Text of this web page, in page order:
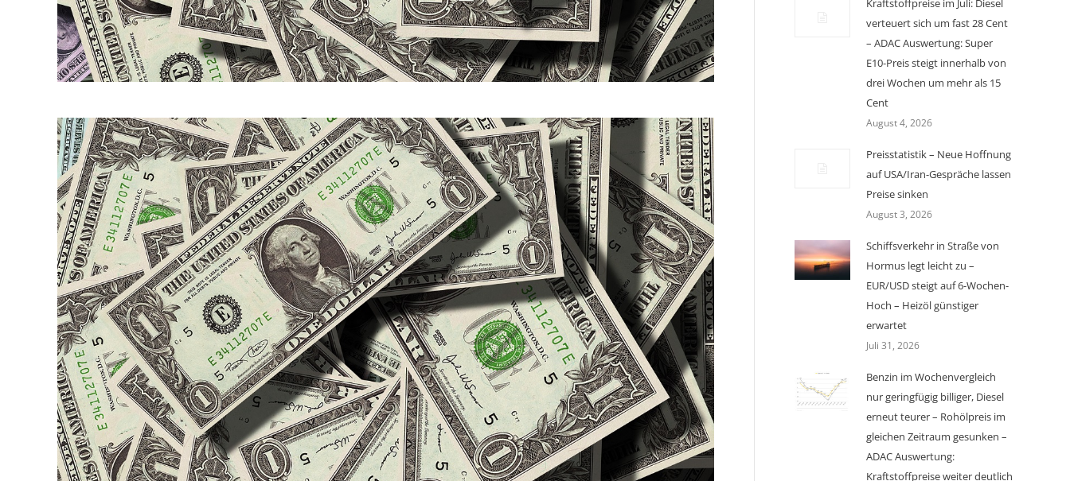
Kraftstoffpreise im Juli: Diesel
verteuert sich um fast 28 Cent
– ADAC Auswertung: Super
E10-Preis steigt innerhalb von
drei Wochen um mehr als 15
Cent
August 4, 2026
Preisstatistik – Neue Hoffnung
auf USA/Iran-Gespräche lassen
Preise sinken
August 3, 2026
Schiffsverkehr in Straße von
Hormus legt leicht zu –
EUR/USD steigt auf 6-Wochen-
Hoch – Heizöl günstiger
erwartet
Juli 31, 2026
Benzin im Wochenvergleich
nur geringfügig billiger, Diesel
erneut teurer – Rohölpreis im
gleichen Zeitraum gesunken –
ADAC Auswertung:
Kraftstoffpreise weiter deutlich